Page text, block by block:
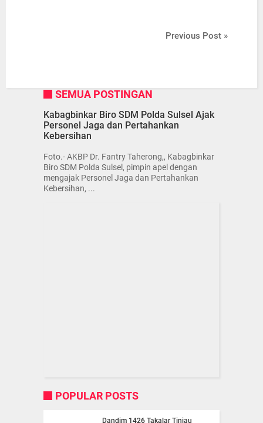
Previous Post »
SEMUA POSTINGAN
Kabagbinkar Biro SDM Polda Sulsel Ajak
Personel Jaga dan Pertahankan
Kebersihan
Foto.- AKBP Dr. Fantry Taherong,, Kabagbinkar
Biro SDM Polda Sulsel, pimpin apel dengan
mengajak Personel Jaga dan Pertahankan
Kebersihan, ...
POPULAR POSTS
Dandim 1426 Takalar Tinjau